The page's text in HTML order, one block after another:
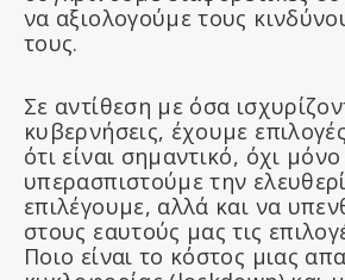
να αξιολογούμε τους
τους.
Σε αντίθεση με όσα
κυβερνήσεις, έχουμε
ότι είναι σημαντικό, όχι
υπερασπιστούμε την
επιλέγουμε, αλλά και να
στους εαυτούς μας τις
Ποιο είναι το κόστος μιας